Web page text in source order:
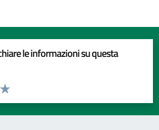
le informazioni su questa
la pagina
5 stelle su 5
4 stelle su 5
su 5
su 5
5